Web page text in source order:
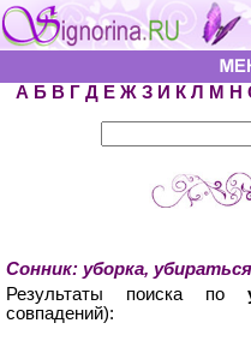
А Б В Г Д Е Ж З И К Л М Н
Сонник: уборка, убираться
Результаты поиска по
совпадений):